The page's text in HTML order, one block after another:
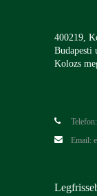
400219,
Budapesti
Kolozs
Email: